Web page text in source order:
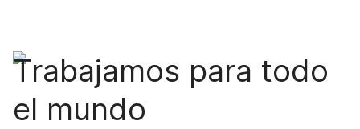
Trabajamos para todo
el mundo